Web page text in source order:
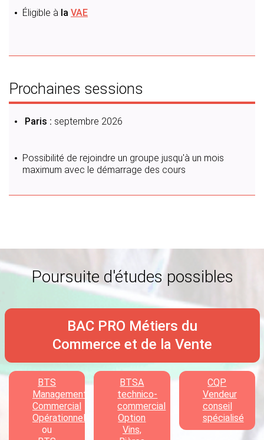
Éligible à la VAE
Prochaines sessions
Paris : septembre 2026
Possibilité de rejoindre un groupe jusqu'à un mois
maximum avec le démarrage des cours
Poursuite d'études possibles
BAC PRO Métiers du
Commerce et de la Vente
BTS
Management
Commercial
Opérationnel
ou
BTSA
technico-
commercial
Option
Vins,
CQP
Vendeur
conseil
spécialisé